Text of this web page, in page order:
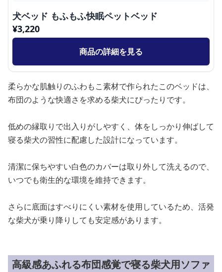
犬ベッド もふもふ快眠ペットベッド
¥3,220
商品の詳細を見る
柔らかな肌触りのふわもこ素材で作られたこのベッドは、
布団のような快適さを求める柴犬にぴったりです。
低めの縁取りで出入りがしやすく、体をしっかり伸ばして
寝る柴犬の習性に配慮した設計になっています。
清潔に保ちやすい白色のカバーは取り外して洗えるので、
いつでも衛生的な環境を維持できます。
さらに底面はすべりにくい素材を使用しているため、活発
な柴犬が乗り降りしても安定感があります。
高級感あふれる布団感覚で寝る柴犬用ソファ